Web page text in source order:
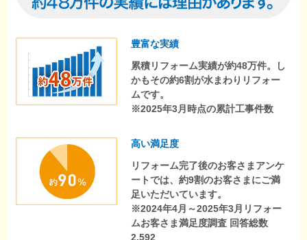
豊富な実績
累積リフォーム実績が約48万件。し
かもその約6割が水まわりリフォー
ムです。
※2025年3月時点の累計工事件数
高い満足度
リフォーム完了後のお客さまアンケ
ートでは、約9割のお客さまにご満
足いただいています。
※2024年4月～2025年3月リフォー
ムお客さま満足度調査 回答総数
2,592